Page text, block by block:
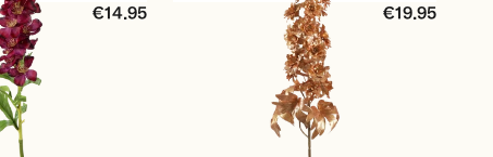
€14.95 €19.95